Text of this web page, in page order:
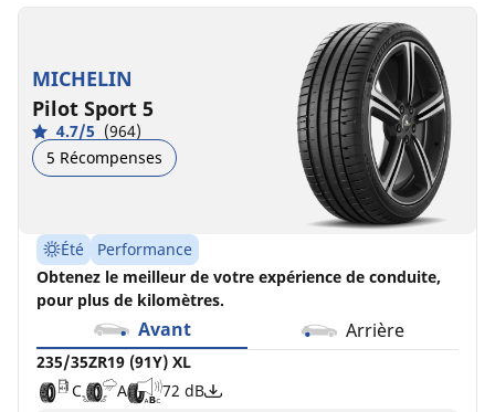
MICHELIN
Pilot Sport 5
4.7/5 (964)
5 Récompenses
Été
Performance
Obtenez le meilleur de votre expérience de conduite,
pour plus de kilomètres.
Avant Arrière
235/35ZR19 (91Y) XL
C
A 72 dB